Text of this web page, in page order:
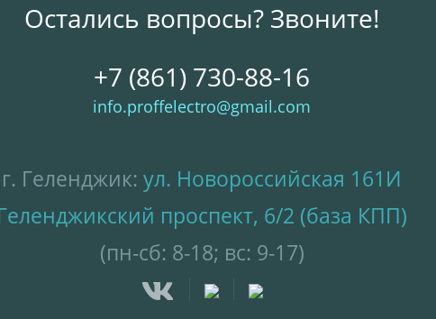
Остались вопросы? Звоните!
+7 (861) 730-88-16
info.proffelectro@gmail.com
г. Геленджик: ул. Новороссийская 161И
проспект, 6/2 (база КПП)
(пн-сб: 8-18; вс: 9-17)